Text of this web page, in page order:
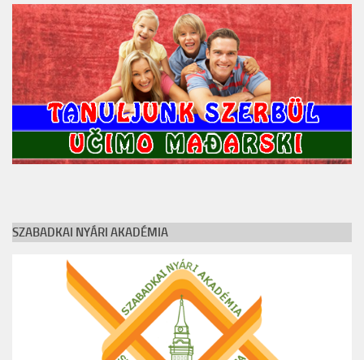
SZABADKAI NYÁRI AKADÉMIA